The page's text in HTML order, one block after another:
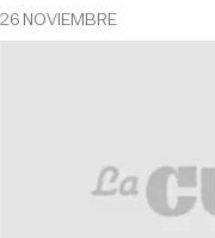
26 NOVIEMBRE